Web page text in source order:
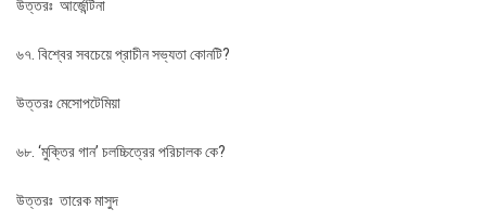
উত্তরঃ আর্জেন্টিনা
৬৭. বিশ্বের সবচেয়ে প্রাচীন সভ্যতা কোনটি?
উত্তরঃ মেসোপটেমিয়া
৬৮. ‘মুক্তির গান’ চলচ্চিত্রের পরিচালক কে?
উত্তরঃ তারেক মাসুদ